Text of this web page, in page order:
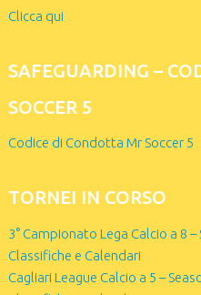
Clicca qui
SAFEGUARDING –
SOCCER 5
Codice di Condotta Mr Soccer 5
TORNEI IN CORSO
3° Campionato Lega Calcio a 8 –
Classifiche e Calendari
Cagliari League Calcio a 5 –